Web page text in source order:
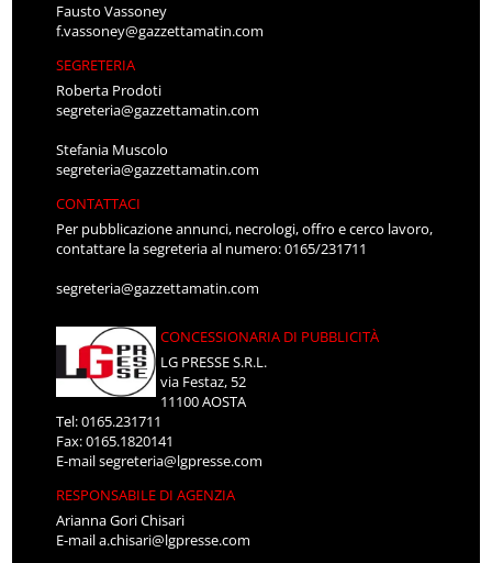
Fausto Vassoney
f.vassoney@gazzettamatin.com
SEGRETERIA
Roberta Prodoti
segreteria@gazzettamatin.com
Stefania Muscolo
segreteria@gazzettamatin.com
CONTATTACI
Per pubblicazione annunci, necrologi, offro e cerco lavoro,
contattare la segreteria al numero: 0165/231711
segreteria@gazzettamatin.com
CONCESSIONARIA DI PUBBLICITÀ
LG PRESSE S.R.L.
via Festaz, 52
11100 AOSTA
Tel: 0165.231711
Fax: 0165.1820141
E-mailsegreteria@lgpresse.com
RESPONSABILE DI AGENZIA
Arianna Gori Chisari
E-maila.chisari@lgpresse.com